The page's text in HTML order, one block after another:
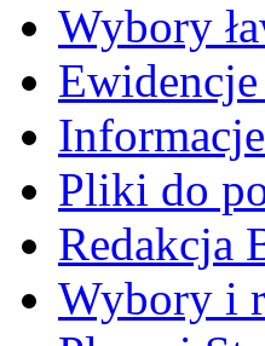
Wybory
Pliki do
Redakcja
Wybory i